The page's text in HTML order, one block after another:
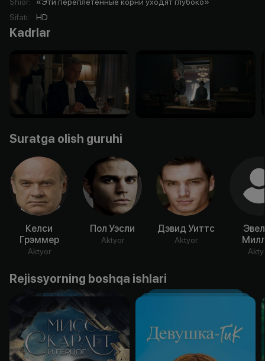
Sifati: HD
Kadrlar
Suratga olish guruhi
Келси
Грэммер
Aktyor
Пол Уэсли
Aktyor
Дэвид Уиттс
Aktyor
Rejissyorning boshqa ishlari